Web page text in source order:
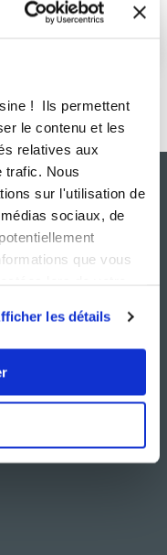
! Ils permettent
le contenu et les
relatives aux
trafic. Nous
sur l'utilisation de
sociaux, de
que vous
les détails
de confidentialité
des Cookies